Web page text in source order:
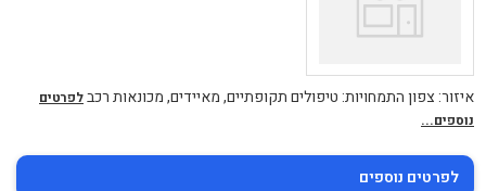
איזור: צפון התמחויות: טיפולים תקופתיים, מאיידים, מכונאות רכבלפרטים
נוספים...
לפרטים נוספים